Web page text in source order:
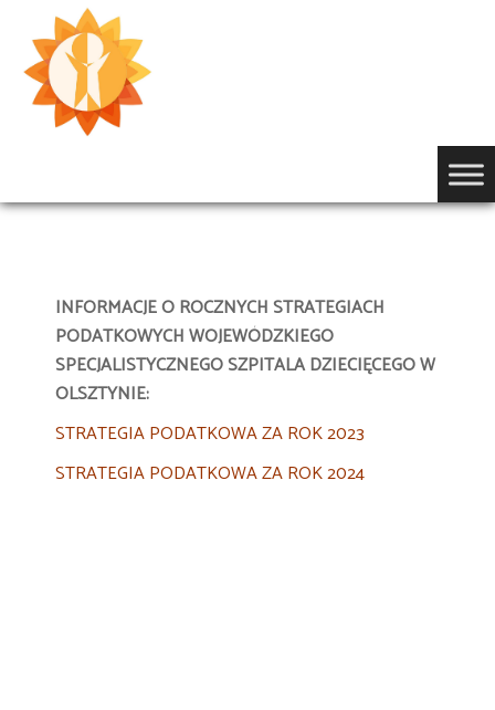
Przejdź
INFORMACJE O ROCZNYCH STRATEGIACH
PODATKOWYCH WOJEWÓDZKIEGO
SPECJALISTYCZNEGO SZPITALA DZIECIĘCEGO W
OLSZTYNIE:
STRATEGIA PODATKOWA ZA ROK 2023
STRATEGIA PODATKOWA ZA ROK 2024